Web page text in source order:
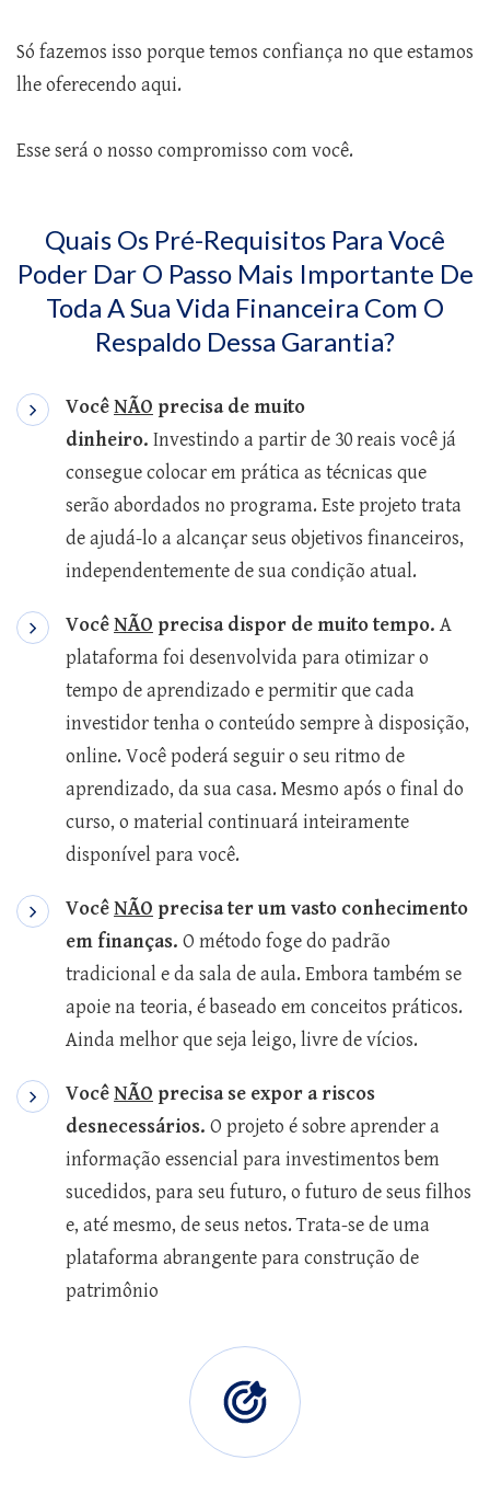
Só fazemos isso porque temos confiança no que estamos
lhe oferecendo aqui.
Esse será o nosso compromisso com você.
Quais Os Pré-Requisitos Para Você
Poder Dar O Passo Mais Importante De
Toda A Sua Vida Financeira Com O
Respaldo Dessa Garantia?
VocêNÃO precisa de muito
dinheiro. Investindo a partir de 30 reais você já
consegue colocar em prática as técnicas que
serão abordados no programa. Este projeto trata
de ajudá-lo a alcançar seus objetivos financeiros,
independentemente de sua condição atual.
VocêNÃO precisa dispor de muito tempo. A
plataforma foi desenvolvida para otimizar o
tempo de aprendizado e permitir que cada
investidor tenha o conteúdo sempre à disposição,
online. Você poderá seguir o seu ritmo de
aprendizado, da sua casa. Mesmo após o final do
curso, o material continuará inteiramente
disponível para você.
VocêNÃO precisa ter um vasto conhecimento
em finanças. O método foge do padrão
tradicional e da sala de aula. Embora também se
apoie na teoria, é baseado em conceitos práticos.
Ainda melhor que seja leigo, livre de vícios.
VocêNÃO precisa se expor a riscos
desnecessários. O projeto é sobre aprender a
informação essencial para investimentos bem
sucedidos, para seu futuro, o futuro de seus filhos
e, até mesmo, de seus netos. Trata-se de uma
plataforma abrangente para construção de
patrimônio